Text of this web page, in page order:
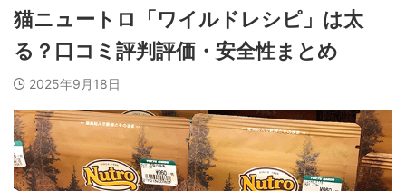
猫ニュートロ「ワイルドレシピ」は太
る？口コミ評判評価・安全性まとめ
2025年9月18日